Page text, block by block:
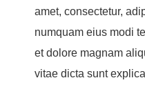
amet, consectetur,
numquam eius modi
et dolore magnam
vitae dicta sunt